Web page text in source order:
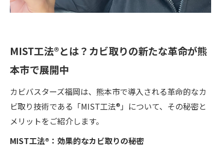
MIST工法®とは？カビ取りの新たな革命が熊
本市で展開中
カビバスターズ福岡は、熊本市で導入される革命的なカ
ビ取り技術である「MIST工法®」について、その秘密と
メリットをご紹介します。
MIST工法®：効果的なカビ取りの秘密